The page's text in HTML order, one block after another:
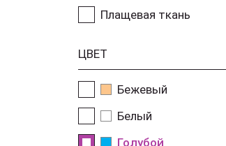
Плащевая ткань
ЦВЕТ
Бежевый
Белый
Голубой